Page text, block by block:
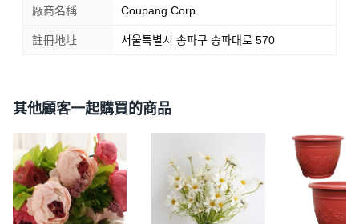
廠商名稱 Coupang Corp.
註冊地址 서울특별시 송파구 송파대로 570
其他顧客一起購買的商品